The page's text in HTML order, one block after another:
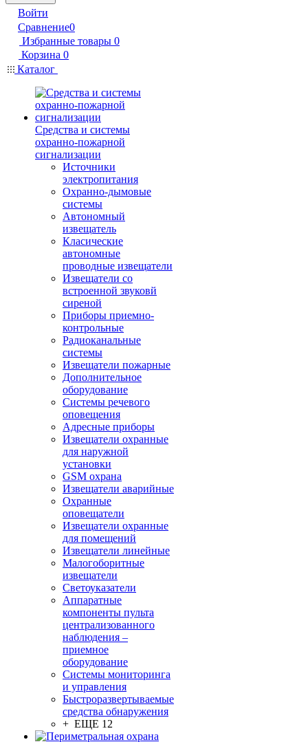
Войти
Сравнение0
Избранные товары 0
Корзина 0
Каталог
Средства и системы
охранно-пожарной
сигнализации
Источники
электропитания
Охранно-дымовые
системы
Автономный
извещатель
Класические
автономные
проводные извещатели
Извещатели со
встроенной звуковй
сиреной
Приборы приемно-
контрольные
Радиоканальные
системы
Извещатели пожарные
Дополнительное
оборудование
Системы речевого
оповещения
Адресные приборы
Извещатели охранные
для наружной
установки
GSM охрана
Извещатели аварийные
Охранные
оповещатели
Извещатели охранные
для помещений
Извещатели линейные
Малогоборитные
извещатели
Светоуказатели
Аппаратные
компоненты пульта
централизованного
наблюдения –
приемное
оборудование
Системы мониторинга
и управления
Быстроразвертываемые
средства обнаружения
+ ЕЩЕ 12